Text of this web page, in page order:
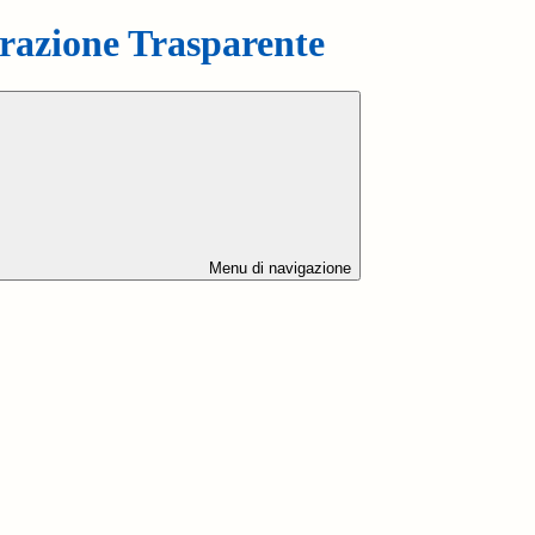
Trasparente
Menu di navigazione